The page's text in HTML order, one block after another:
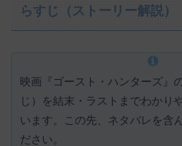
らすじ（ストーリー解説）
映画『ゴースト・ハンターズ』
じ）を結末・ラストまでわかり
います。この先、ネタバレを含
ださい。